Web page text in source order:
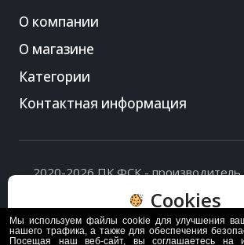
О компании
О магазине
Категории
Контактная информация
2020-2026 ПК ФСК - производитель
Политика обработки персональных
на их обработку.
Cookies
Пользуясь сайтом, вы
Мы используем файлы cookie для улучшения
нашего трафика, а также для обеспечения
Посещая наш веб-сайт, вы соглашаетесь на